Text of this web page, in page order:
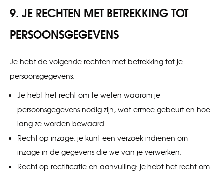
9. JE RECHTEN MET BETREKKING TOT
PERSOONSGEGEVENS
Je hebt de volgende rechten met betrekking tot je
persoonsgegevens:
Je hebt het recht om te weten waarom je
persoonsgegevens nodig zijn, wat ermee gebeurt en hoe
lang ze worden bewaard.
Recht op inzage: je kunt een verzoek indienen om
inzage in de gegevens die we van je verwerken.
Recht op rectificatie en aanvulling: je hebt het recht om